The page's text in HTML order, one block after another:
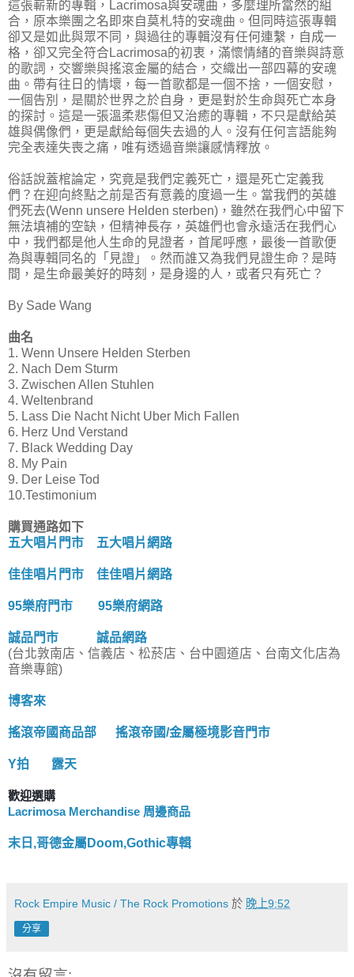
這張嶄新的專輯，Lacrimosa與安魂曲，多麼理所當然的組
合，原本樂團之名即來自莫札特的安魂曲。但同時這張專輯
卻又是如此與眾不同，與過往的專輯沒有任何連繫，自成一
格，卻又完全符合Lacrimosa的初衷，滿懷情緒的音樂與詩意
的歌詞，交響樂與搖滾金屬的結合，交織出一部四幕的安魂
曲。帶有往日的情壞，每一首歌都是一個不捨，一個安慰，
一個告別，是關於世界之於自身，更是對於生命與死亡本身
的探討。這是一張溫柔悲傷但又治癒的專輯，不只是獻給英
雄與偶像們，更是獻給每個失去過的人。沒有任何言語能夠
完全表達失喪之痛，唯有透過音樂讓感情釋放。
俗話說蓋棺論定，究竟是我們定義死亡，還是死亡定義我
們？在迎向終點之前是否有意義的度過一生。當我們的英雄
們死去(Wenn unsere Helden sterben)，雖然在我們心中留下
無法填補的空缺，但精神長存，英雄們也會永遠活在我們心
中，我們都是他人生命的見證者，首尾呼應，最後一首歌便
為與專輯同名的「見證」。然而誰又為我們見證生命？是時
間，是生命最美好的時刻，是身邊的人，或者只有死亡？
By Sade Wang
曲名
1. Wenn Unsere Helden Sterben
2. Nach Dem Sturm
3. Zwischen Allen Stuhlen
4. Weltenbrand
5. Lass Die Nacht Nicht Uber Mich Fallen
6. Herz Und Verstand
7. Black Wedding Day
8. My Pain
9. Der Leise Tod
10.Testimonium
購買通路如下
五大唱片門市
五大唱片網路
佳佳唱片門市 佳佳唱片網路
95樂府門市 95樂府網路
誠品門市
誠品網路
(台北敦南店、信義店、松菸店、台中園道店、台南文化店為
音樂專館)
博客來
搖滾帝國商品部 搖滾帝國/金屬極境影音門市
Y拍 露天
歡迎選購
Lacrimosa Merchandise 周邊商品
末日,哥德金屬Doom,Gothic專輯
Rock Empire Music / The Rock Promotions 於 晚上9:52
分享